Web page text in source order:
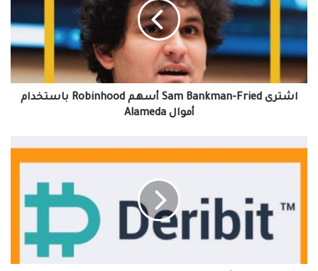
Fried
أسهم
Robinhood
باستخدام
أموال
Alameda
اشترى Sam Bankman-Fried أسهم Robinhood باستخدام
أموال Alameda
مليار
والإيثيريوم